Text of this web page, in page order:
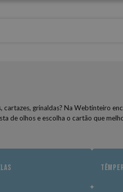
cartazes, grinaldas? Na Webtinteiro
de olhos e escolha o cartão que